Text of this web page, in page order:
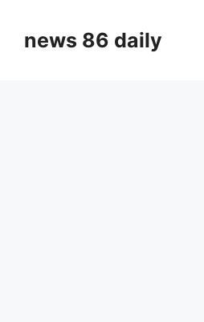
contentnews 86 daily